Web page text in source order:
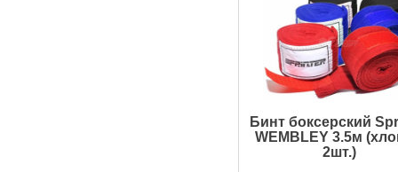
Бинт боксерский
WEMBLEY 3.5м
2шт.)